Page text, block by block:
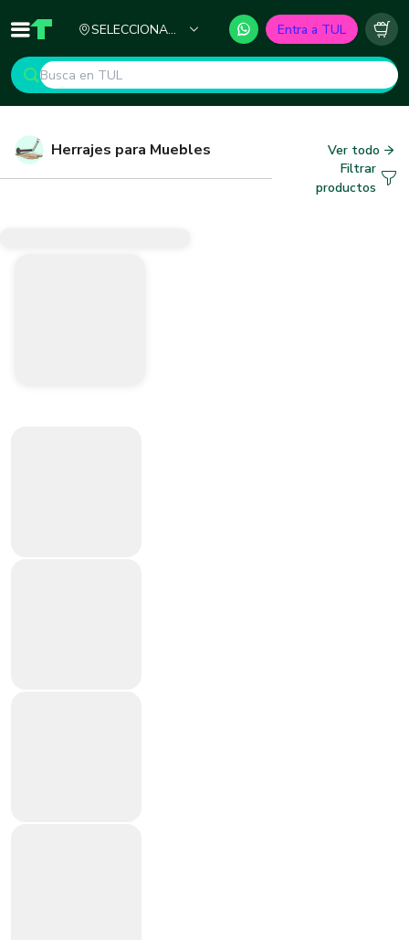
Inicio TUL - Tu Marketplace de Construcción
SELECCIONA
Entra a TUL
Herrajes para Muebles
Ver todo
Filtrar
productos